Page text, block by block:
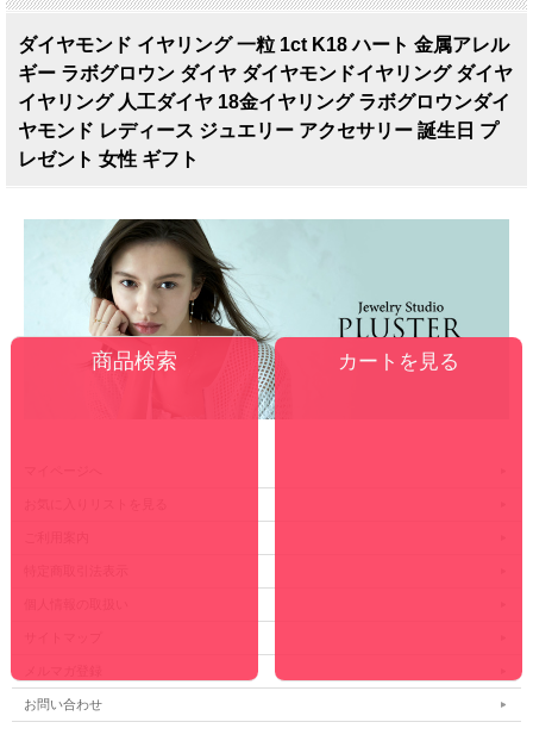
ダイヤモンド イヤリング 一粒 1ct K18 ハート 金属アレル
ギー ラボグロウン ダイヤ ダイヤモンドイヤリング ダイヤ
イヤリング 人工ダイヤ 18金イヤリング ラボグロウンダイ
ヤモンド レディース ジュエリー アクセサリー 誕生日 プ
レゼント 女性 ギフト
カートを見る
お問い合わせ